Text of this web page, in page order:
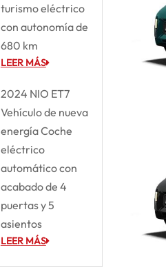
turismo eléctrico
con autonomía de
680 km
LEER MÁS
2024 NIO ET7
Vehículo de nueva
energía Coche
eléctrico
automático con
acabado de 4
puertas y 5
asientos
LEER MÁS